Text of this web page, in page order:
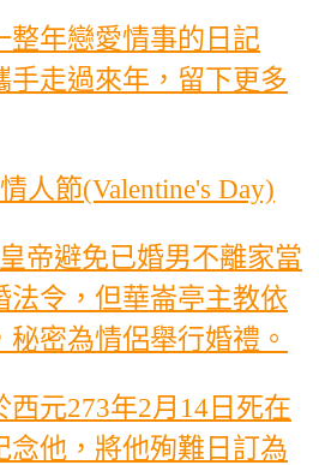
整年戀愛情事的日記
手走過來年，留下更多
人節(Valentine's Day)
帝避免已婚男不離家當
法令，但華崙亭主教依
密為情侶舉行婚禮。
西元273年2月14日死在
念他，將他殉難日訂為